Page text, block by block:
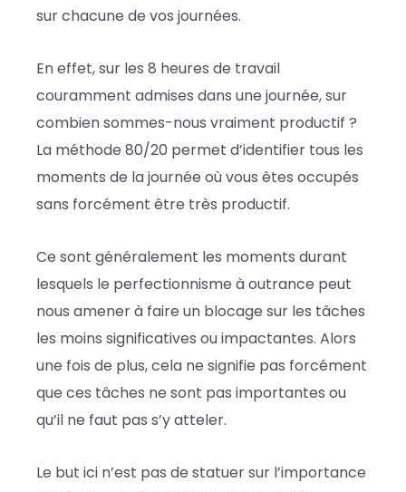
sur chacune de vos journées.
En effet, sur les 8 heures de travail
couramment admises dans une journée, sur
combien sommes-nous vraiment productif ?
La méthode 80/20 permet d’identifier tous les
moments de la journée où vous êtes occupés
sans forcément être très productif.
Ce sont généralement les moments durant
lesquels le perfectionnisme à outrance peut
nous amener à faire un blocage sur les tâches
les moins significatives ou impactantes. Alors
une fois de plus, cela ne signifie pas forcément
que ces tâches ne sont pas importantes ou
qu’il ne faut pas s’y atteler.
Le but ici n’est pas de statuer sur l’importance